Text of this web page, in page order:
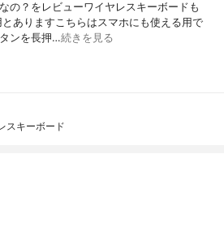
の？をレビューワイヤレスキーボードも
ありますこちらはスマホにも使える用で
ンを長押…続きを見る
スキーボード